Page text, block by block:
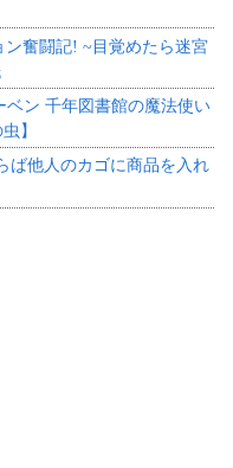
奮闘記! ~目覚めたら迷宮
ベン 千年図書館の魔法使い
】
ば他人のカゴに商品を入れ